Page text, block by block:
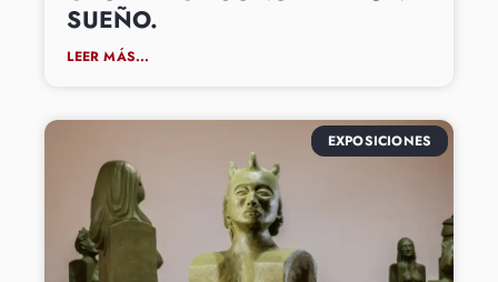
SUEÑO.
LEER MÁS...
EXPOSICIONES